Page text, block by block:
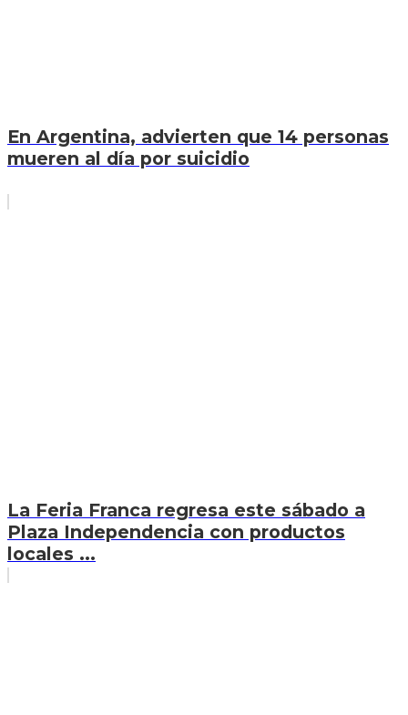
En Argentina, advierten que 14 personas
mueren al día por suicidio
La Feria Franca regresa este sábado a
Plaza Independencia con productos
locales ...